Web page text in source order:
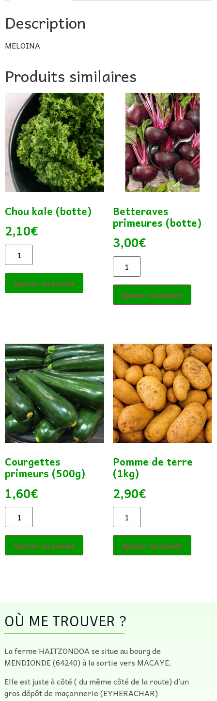
Description
MELOINA
Produits similaires
Chou kale (botte)
2,10€
Ajouter au panier
Betteraves
primeures (botte)
3,00€
Ajouter au panier
Courgettes
primeurs (500g)
1,60€
Ajouter au panier
Pomme de terre
(1kg)
2,90€
Ajouter au panier
OÙ ME TROUVER ?
La ferme HAITZONDOA se situe au bourg de
MENDIONDE (64240) à la sortie vers MACAYE.
Elle est juste à côté ( du même côté de la route) d’un
gros dépôt de maçonnerie (EYHERACHAR)